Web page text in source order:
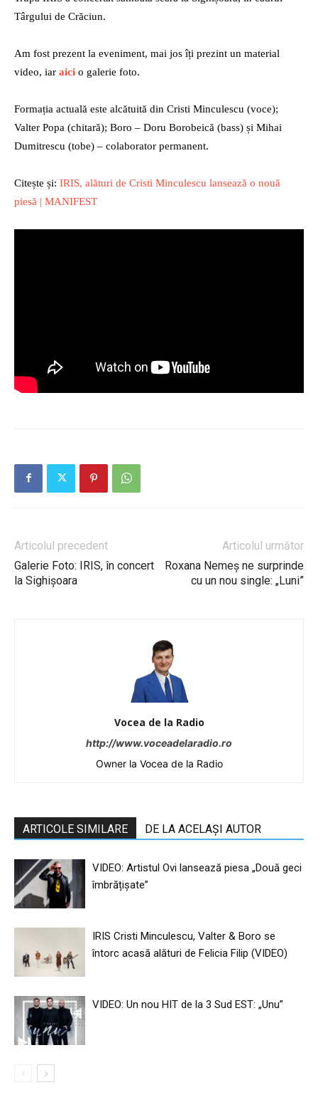
Târgului de Crăciun.
Am fost prezent la eveniment, mai jos îți prezint un material
video, iar aici o galerie foto.
Formația actuală este alcătuită din Cristi Minculescu (voce);
Valter Popa (chitară); Boro – Doru Borobeică (bass) și Mihai
Dumitrescu (tobe) – colaborator permanent.
Citește și: IRIS, alături de Cristi Minculescu lansează o nouă
piesă | MANIFEST
Articolul precedent
Galerie Foto: IRIS, în concert
la Sighișoara
Articolul următor
Roxana Nemeș ne surprinde
cu un nou single: „Luni”
Vocea de la Radio
http://www.voceadelaradio.ro
Owner la Vocea de la Radio
ARTICOLE SIMILARE DE LA ACELAȘI AUTOR
VIDEO: Artistul Ovi lansează piesa „Două geci
îmbrățișate”
IRIS Cristi Minculescu, Valter & Boro se
întorc acasă alături de Felicia Filip (VIDEO)
VIDEO: Un nou HIT de la 3 Sud EST: „Unu”